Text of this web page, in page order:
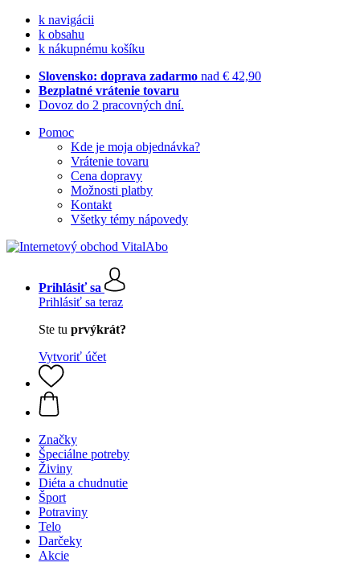
k navigácii
k obsahu
k nákupnému košíku
Slovensko: doprava zadarmo nad € 42,90
Bezplatné vrátenie tovaru
Dovoz do 2 pracovných dní.
Pomoc
Kde je moja objednávka?
Vrátenie tovaru
Cena dopravy
Možnosti platby
Kontakt
Všetky témy nápovedy
Prihlásiť sa
Prihlásiť sa teraz
Ste tu prvýkrát?
Vytvoriť účet
Značky
Špeciálne potreby
Živiny
Diéta a chudnutie
Šport
Potraviny
Telo
Darčeky
Akcie